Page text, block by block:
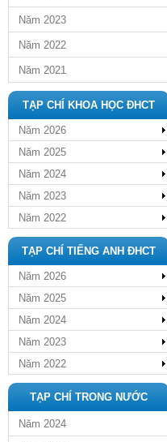
Năm 2023
Năm 2022
Năm 2021
TẠP CHÍ KHOA HỌC ĐHCT
Năm 2026
Năm 2025
Năm 2024
Năm 2023
Năm 2022
TẠP CHÍ TIẾNG ANH ĐHCT
Năm 2026
Năm 2025
Năm 2024
Năm 2023
Năm 2022
TẠP CHÍ TRONG NƯỚC
Năm 2024